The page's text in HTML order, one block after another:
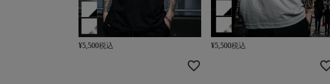
¥5,500税込 ¥5,500税込